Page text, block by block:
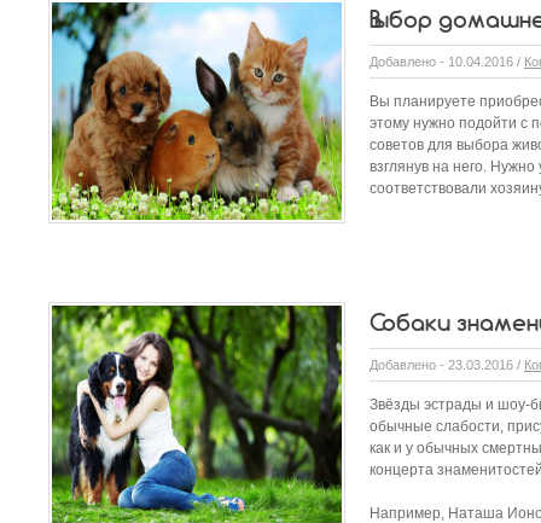
Выбор
Добавлено - 10.04.2016 /
Вы планируете
этому нужно подойти с
советов для выбора
взглянув на него. Нужно
соответствовали
Собаки
Добавлено - 23.03.2016 /
Звёзды эстрады и шоу-
обычные слабости,
как и у обычных
концерта
Например, Наташа